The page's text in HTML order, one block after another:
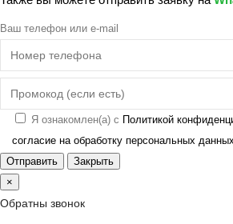
Ваш телефон или e-mail
Я ознакомлен(а) с Политикой
согласие на обработку персональных
Отправить
Закрыть
×
Обратны звонок